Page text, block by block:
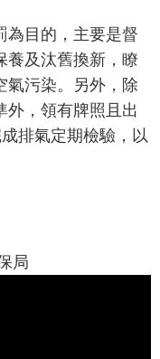
為目的，主要是督
養及汰舊換新，瞭
氣污染。另外，除
外，領有牌照且出
排氣定期檢驗，以
局